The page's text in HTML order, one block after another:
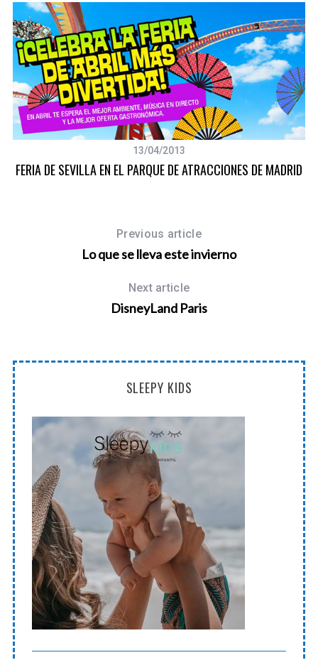
13/04/2013
FERIA DE SEVILLA EN EL PARQUE DE ATRACCIONES DE MADRID
Previous article
Lo que se lleva este invierno
Next article
DisneyLand Paris
SLEEPY KIDS